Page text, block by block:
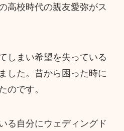
高校時代の親友愛弥がス
しまい希望を失っている
した。昔から困った時に
のです。
る自分にウェディングド